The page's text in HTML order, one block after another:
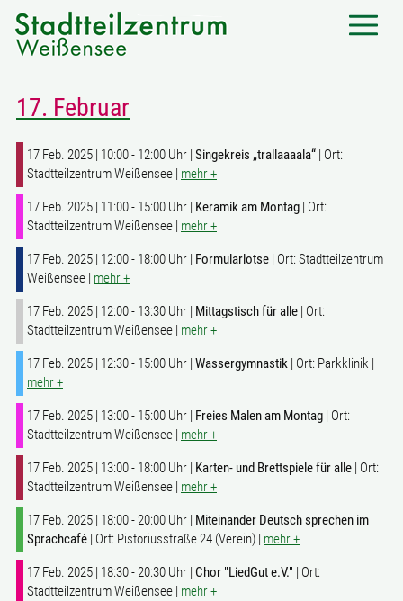
17. Februar
17 Feb. 2025 | 10:00 - 12:00 Uhr | Singekreis „trallaaaala“ | Ort:
Stadtteilzentrum Weißensee | mehr +
17 Feb. 2025 | 11:00 - 15:00 Uhr | Keramik am Montag | Ort:
Stadtteilzentrum Weißensee | mehr +
17 Feb. 2025 | 12:00 - 18:00 Uhr | Formularlotse | Ort: Stadtteilzentrum
Weißensee | mehr +
17 Feb. 2025 | 12:00 - 13:30 Uhr | Mittagstisch für alle | Ort:
Stadtteilzentrum Weißensee | mehr +
17 Feb. 2025 | 12:30 - 15:00 Uhr | Wassergymnastik | Ort: Parkklinik |
mehr +
17 Feb. 2025 | 13:00 - 15:00 Uhr | Freies Malen am Montag | Ort:
Stadtteilzentrum Weißensee | mehr +
17 Feb. 2025 | 13:00 - 18:00 Uhr | Karten- und Brettspiele für alle | Ort:
Stadtteilzentrum Weißensee | mehr +
17 Feb. 2025 | 18:00 - 20:00 Uhr | Miteinander Deutsch sprechen im
Sprachcafé | Ort: Pistoriusstraße 24 (Verein) | mehr +
17 Feb. 2025 | 18:30 - 20:30 Uhr | Chor "LiedGut e.V." | Ort:
Stadtteilzentrum Weißensee | mehr +